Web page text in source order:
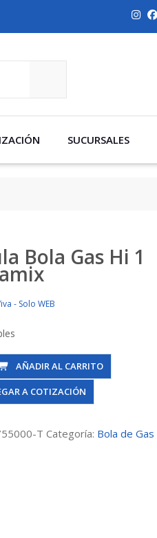
SUCURSALES
Bola Gas Hi 1
- Solo WEB
AÑADIR AL CARRITO
A COTIZACIÓN
T Categoría: Bola de Gas